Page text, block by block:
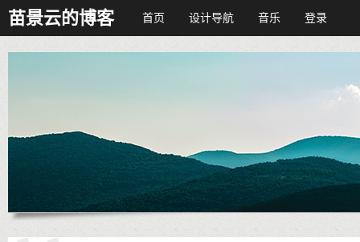
苗景云的博客 首页 设计导航 音乐 登录